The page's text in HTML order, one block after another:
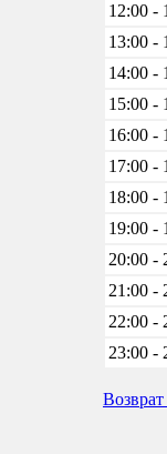
12:00 -
13:00 -
14:00 -
15:00 -
16:00 -
17:00 -
18:00 -
19:00 -
20:00 -
21:00 -
22:00 -
23:00 -
Возврат